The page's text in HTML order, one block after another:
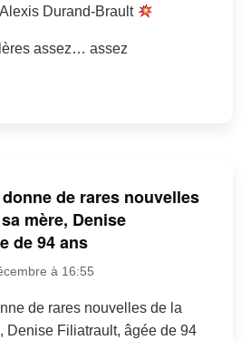
Durand-Brault
assez… assez
de rares nouvelles
mère, Denise
de 94 ans
à 16:55
de rares nouvelles de la
Denise Filiatrault, âgée de 94